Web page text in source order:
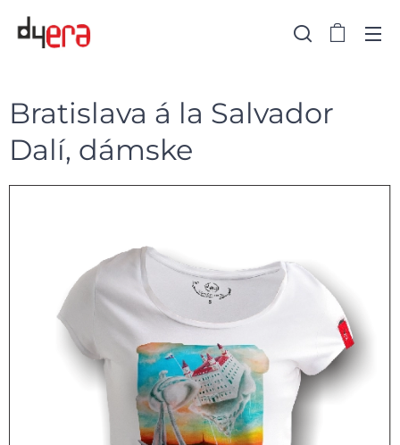
Bratislava á la Salvador
Dalí, dámske